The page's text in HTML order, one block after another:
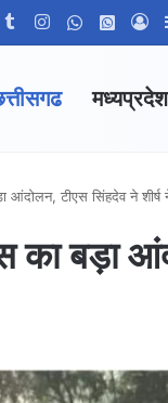
TumblrInstagram
मध्यप्रदेश
आंदोलन, टीएस सिंहदेव ने
का बड़ा